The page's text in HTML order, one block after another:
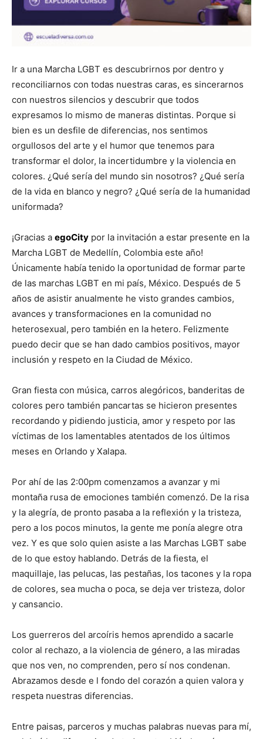
Ir a una Marcha LGBT es descubrirnos por dentro y
reconciliarnos con todas nuestras caras, es sincerarnos
con nuestros silencios y descubrir que todos
expresamos lo mismo de maneras distintas. Porque si
bien es un desfile de diferencias, nos sentimos
orgullosos del arte y el humor que tenemos para
transformar el dolor, la incertidumbre y la violencia en
colores. ¿Qué sería del mundo sin nosotros? ¿Qué sería
de la vida en blanco y negro? ¿Qué sería de la humanidad
uniformada?
¡Gracias a egoCity por la invitación a estar presente en la
Marcha LGBT de Medellín, Colombia este año!
Únicamente había tenido la oportunidad de formar parte
de las marchas LGBT en mi país, México. Después de 5
años de asistir anualmente he visto grandes cambios,
avances y transformaciones en la comunidad no
heterosexual, pero también en la hetero. Felizmente
puedo decir que se han dado cambios positivos, mayor
inclusión y respeto en la Ciudad de México.
Gran fiesta con música, carros alegóricos, banderitas de
colores pero también pancartas se hicieron presentes
recordando y pidiendo justicia, amor y respeto por las
víctimas de los lamentables atentados de los últimos
meses en Orlando y Xalapa.
Por ahí de las 2:00pm comenzamos a avanzar y mi
montaña rusa de emociones también comenzó. De la risa
y la alegría, de pronto pasaba a la reflexión y la tristeza,
pero a los pocos minutos, la gente me ponía alegre otra
vez. Y es que solo quien asiste a las Marchas LGBT sabe
de lo que estoy hablando. Detrás de la fiesta, el
maquillaje, las pelucas, las pestañas, los tacones y la ropa
de colores, sea mucha o poca, se deja ver tristeza, dolor
y cansancio.
Los guerreros del arcoíris hemos aprendido a sacarle
color al rechazo, a la violencia de género, a las miradas
que nos ven, no comprenden, pero sí nos condenan.
Abrazamos desde e l fondo del corazón a quien valora y
respeta nuestras diferencias.
Entre paisas, parceros y muchas palabras nuevas para mí,